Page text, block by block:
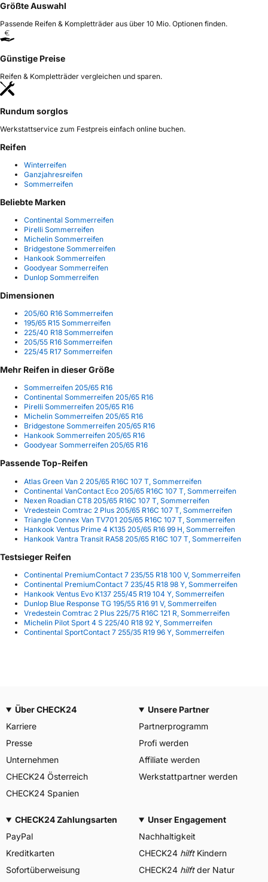
Größte Auswahl
Passende Reifen & Kompletträder aus über 10 Mio. Optionen finden.
Günstige Preise
Reifen & Kompletträder vergleichen und sparen.
Rundum sorglos
Werkstattservice zum Festpreis einfach online buchen.
Reifen
Winterreifen
Ganzjahresreifen
Sommerreifen
Beliebte Marken
Continental Sommerreifen
Pirelli Sommerreifen
Michelin Sommerreifen
Bridgestone Sommerreifen
Hankook Sommerreifen
Goodyear Sommerreifen
Dunlop Sommerreifen
Dimensionen
205/60 R16 Sommerreifen
195/65 R15 Sommerreifen
225/40 R18 Sommerreifen
205/55 R16 Sommerreifen
225/45 R17 Sommerreifen
Mehr Reifen in dieser Größe
Sommerreifen 205/65 R16
Continental Sommerreifen 205/65 R16
Pirelli Sommerreifen 205/65 R16
Michelin Sommerreifen 205/65 R16
Bridgestone Sommerreifen 205/65 R16
Hankook Sommerreifen 205/65 R16
Goodyear Sommerreifen 205/65 R16
Passende Top-Reifen
Atlas Green Van 2 205/65 R16C 107 T, Sommerreifen
Continental VanContact Eco 205/65 R16C 107 T, Sommerreifen
Nexen Roadian CT8 205/65 R16C 107 T, Sommerreifen
Vredestein Comtrac 2 Plus 205/65 R16C 107 T, Sommerreifen
Triangle Connex Van TV701 205/65 R16C 107 T, Sommerreifen
Hankook Ventus Prime 4 K135 205/65 R16 99 H, Sommerreifen
Hankook Vantra Transit RA58 205/65 R16C 107 T, Sommerreifen
Testsieger Reifen
Continental PremiumContact 7 235/55 R18 100 V, Sommerreifen
Continental PremiumContact 7 235/45 R18 98 Y, Sommerreifen
Hankook Ventus Evo K137 255/45 R19 104 Y, Sommerreifen
Dunlop Blue Response TG 195/55 R16 91 V, Sommerreifen
Vredestein Comtrac 2 Plus 225/75 R16C 121 R, Sommerreifen
Michelin Pilot Sport 4 S 225/40 R18 92 Y, Sommerreifen
Continental SportContact 7 255/35 R19 96 Y, Sommerreifen
Über CHECK24
Karriere
Presse
Unternehmen
CHECK24 Österreich
CHECK24 Spanien
Unsere Partner
Partnerprogramm
Profi werden
Affiliate werden
Werkstattpartner werden
CHECK24 Zahlungsarten
PayPal
Kreditkarten
Sofortüberweisung
Unser Engagement
Nachhaltigkeit
CHECK24 hilftKindern
CHECK24 hilftder Natur